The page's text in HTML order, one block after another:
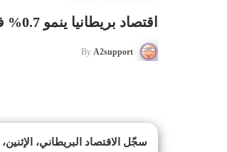
اقتصاد بريطانيا ينمو 0.7% في الربع الأول بأسرع وتيرة في عام
By A2support